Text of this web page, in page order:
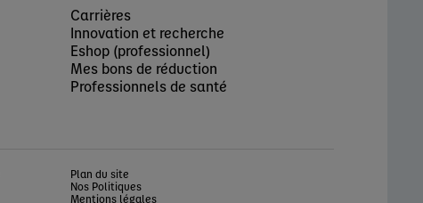
Carrières
Innovation et recherche
Eshop (professionnel)
Mes bons de réduction
Professionnels de santé
Plan du site
Nos Politiques
Mentions légales